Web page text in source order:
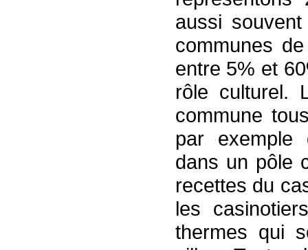
aussi
communes
entre 5% et
rôle culturel.
commune
par exemple
dans un pôle
recettes du
les
thermes qui